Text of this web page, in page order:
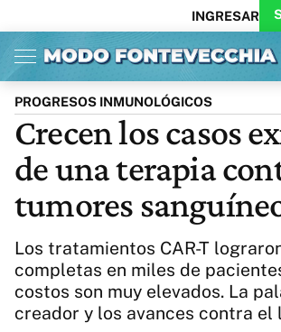
INGRESAR
Inicio Ahora
Política
Ciencia
Protagonistas
Cultura
Arte
Internacional
CARAS
Exitoina
Videos
Córdoba
Business
Noticias
Exitoina
Gaming
Diario del Juicio
Actualidad
PROGRESOS INMUNOLÓGICOS
Crecen los casos
de una terapia
tumores
Los tratamientos CAR-T
completas en miles de
costos son muy elevados. La
creador y los avances contra el